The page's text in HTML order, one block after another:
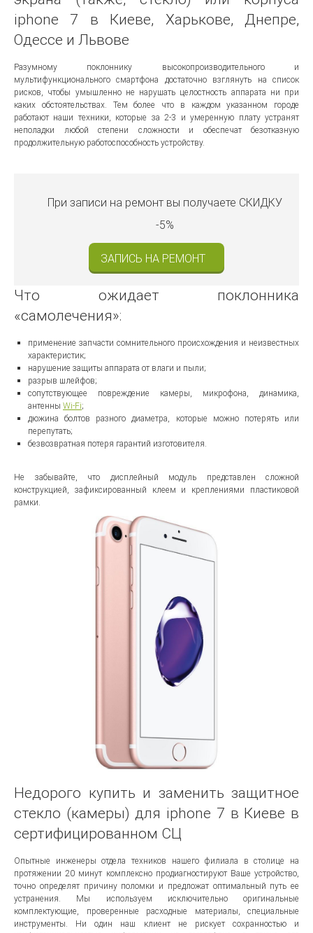
iphone 7 в Киеве, Харькове, Днепре,
Одессе и Львове
Разумному поклоннику высокопроизводительного и
мультифункционального смартфона достаточно взглянуть на список
рисков, чтобы умышленно не нарушать целостность аппарата ни при
каких обстоятельствах. Тем более что в каждом указанном городе
работают наши техники, которые за 2-3 и умеренную плату устранят
неполадки любой степени сложности и обеспечат безотказную
продолжительную работоспособность устройству.
При записи на ремонт вы получаете СКИДКУ
-5%
ЗАПИСЬ НА РЕМОНТ
Что ожидает поклонника
«самолечения»:
применение запчасти сомнительного происхождения и неизвестных
характеристик;
нарушение защиты аппарата от влаги и пыли;
разрыв шлейфов;
сопутствующее повреждение камеры, микрофона, динамика,
антенны Wi-Fi;
дюжина болтов разного диаметра, которые можно потерять или
перепутать;
безвозвратная потеря гарантий изготовителя.
Не забывайте, что дисплейный модуль представлен сложной
конструкцией, зафиксированный клеем и креплениями пластиковой
рамки.
Недорого купить и заменить защитное
стекло (камеры) для iphone 7 в Киеве в
сертифицированном СЦ
Опытные инженеры отдела техников нашего филиала в столице на
протяжении 20 минут комплексно продиагностируют Ваше устройство,
точно определят причину поломки и предложат оптимальный путь ее
устранения. Мы используем исключительно оригинальные
комплектующие, проверенные расходные материалы, специальные
инструменты. Ни один наш клиент не рискует сохранностью и